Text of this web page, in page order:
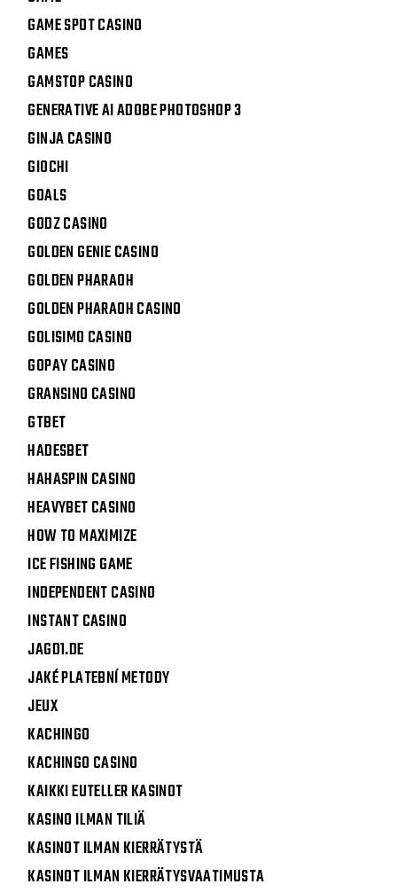
GAME SPOT CASINO
GAMES
GAMSTOP CASINO
GENERATIVE AI ADOBE PHOTOSHOP 3
GINJA CASINO
GIOCHI
GOALS
GODZ CASINO
GOLDEN GENIE CASINO
GOLDEN PHARAOH
GOLDEN PHARAOH CASINO
GOLISIMO CASINO
GOPAY CASINO
GRANSINO CASINO
GTBET
HADESBET
HAHASPIN CASINO
HEAVYBET CASINO
HOW TO MAXIMIZE
ICE FISHING GAME
INDEPENDENT CASINO
INSTANT CASINO
JAGD1.DE
JAKÉ PLATEBNÍ METODY
JEUX
KACHINGO
KACHINGO CASINO
KAIKKI EUTELLER KASINOT
KASINO ILMAN TILIÄ
KASINOT ILMAN KIERRÄTYSTÄ
KASINOT ILMAN KIERRÄTYSVAATIMUSTA